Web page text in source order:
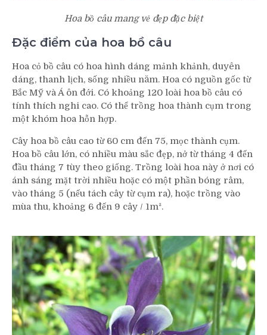
Hoa bồ câu mang vẻ đẹp đặc biệt
Đặc điểm của hoa bồ câu
Hoa cỏ bồ câu có hoa hình dáng mảnh khảnh, duyên
dáng, thanh lịch, sống nhiều năm. Hoa có nguồn gốc từ
Bắc Mỹ và Á ôn đới. Có khoảng 120 loài hoa bồ câu có
tính thích nghi cao. Có thể trồng hoa thành cụm trong
một khóm hoa hỗn hợp.
Cây hoa bồ câu cao từ 60 cm đến 75, mọc thành cụm.
Hoa bồ câu lớn, có nhiều màu sắc đẹp, nở từ tháng 4 đến
đầu tháng 7 tùy theo giống. Trồng loài hoa này ở nơi có
ánh sáng mặt trời nhiều hoặc có một phần bóng râm,
vào tháng 5 (nếu tách cây từ cụm ra), hoặc trồng vào
mùa thu, khoảng 6 đến 9 cây / 1m².